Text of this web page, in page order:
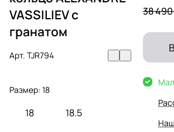
VASSILIEV с
гранатом
Арт. TJR794
Размер: 18
18 18.5
38